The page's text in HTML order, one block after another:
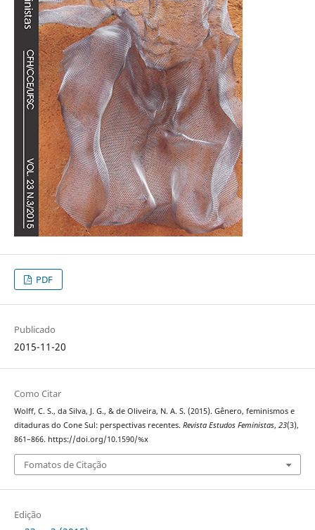
PDF
Publicado
2015-11-20
Como Citar
Wolff, C. S., da Silva, J. G., & de Oliveira, N. A. S. (2015). Gênero, feminismos e
ditaduras do Cone Sul: perspectivas recentes. Revista Estudos Feministas, 23(3),
861–866. https://doi.org/10.1590/%x
Fomatos de Citação
Edição